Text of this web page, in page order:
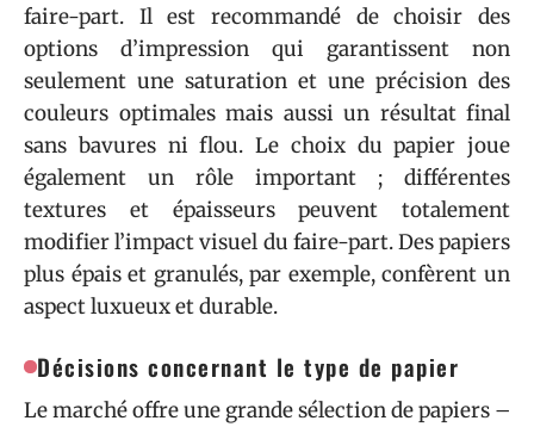
faire-part. Il est recommandé de choisir des
options d’impression qui garantissent non
seulement une saturation et une précision des
couleurs optimales mais aussi un résultat final
sans bavures ni flou. Le choix du papier joue
également un rôle important ; différentes
textures et épaisseurs peuvent totalement
modifier l’impact visuel du faire-part. Des papiers
plus épais et granulés, par exemple, confèrent un
aspect luxueux et durable.
Décisions concernant le type de papier
Le marché offre une grande sélection de papiers –